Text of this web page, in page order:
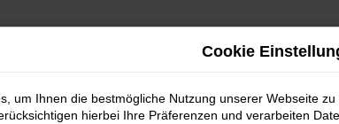
Cookie
um Ihnen die bestmögliche Nutzung unserer Webseite
hierbei Ihre Präferenzen und verarbeiten